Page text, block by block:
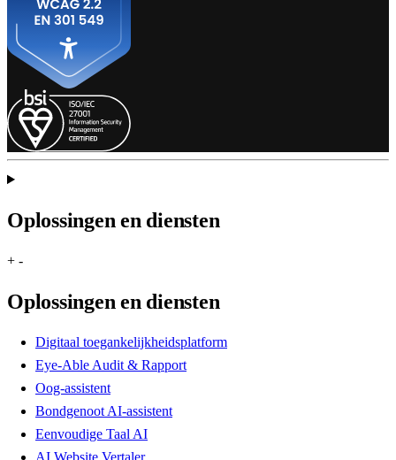
Oplossingen en diensten
+ -
Oplossingen en diensten
Digitaal toegankelijkheidsplatform
Eye-Able Audit & Rapport
Oog-assistent
Bondgenoot AI-assistent
Eenvoudige Taal AI
AI Website Vertaler